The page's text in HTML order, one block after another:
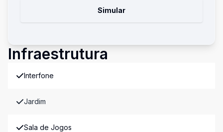
Simular
Infraestrutura
Interfone
Jardim
Sala de Jogos